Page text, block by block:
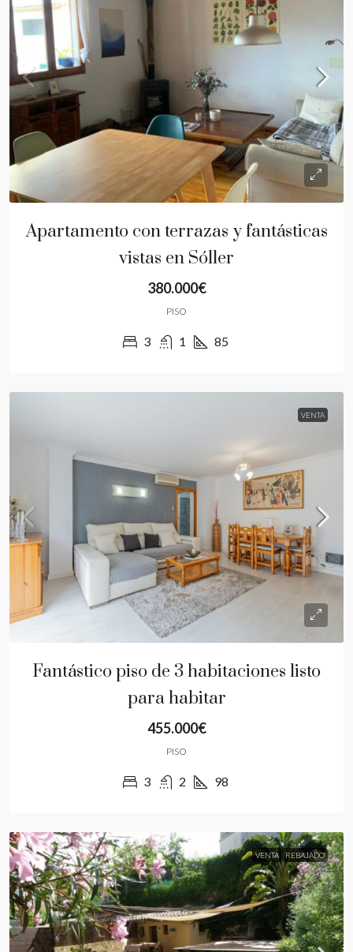
Apartamento con terrazas y fantásticas
vistas en Sóller
380.000€
PISO
3 1 85
VENTA
Fantástico piso de 3 habitaciones listo
para habitar
455.000€
PISO
3 2 98
VENTA REBAJADO